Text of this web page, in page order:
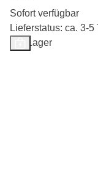
Sofort verfügbar
Lieferstatus: ca. 3-5
Auf Lager